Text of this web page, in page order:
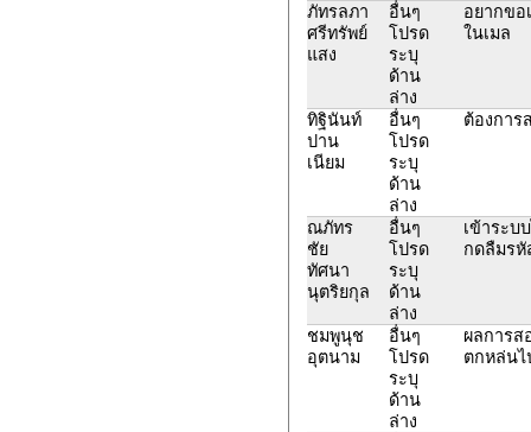
ภัทรลภา
ศรีทรัพย์
แสง
อื่นๆ
โปรด
ระบุ
ด้าน
ล่าง
อยากขอ
ในเมล
ทิฐินันท์
ปาน
เนียม
อื่นๆ
โปรด
ระบุ
ด้าน
ล่าง
ต้องการ
ณภัทร
ชัย
ทัศนา
นุตริยกุล
อื่นๆ
โปรด
ระบุ
ด้าน
ล่าง
เข้าระบ
กดลืมรหั
ชมพูนุช
อุตนาม
อื่นๆ
โปรด
ระบุ
ด้าน
ล่าง
ผลการส
ตกหล่นไ